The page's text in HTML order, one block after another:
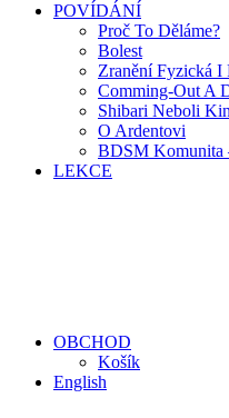
POVÍDÁNÍ
Proč To Děláme?
Bolest
Zranění Fyzická I
Comming-Out A
Shibari Neboli
O Ardentovi
BDSM Komunita
LEKCE
OBCHOD
Košík
English